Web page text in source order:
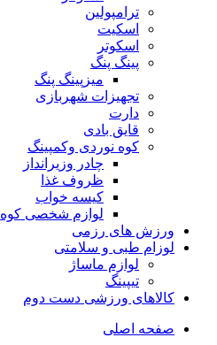
ترامپولین
اسکیت
اسکوتر
پینگ پنگ
میزپینگ پنگ
تجهیزات شهربازی
دارت
قایق بادی
کوه نوردی وکمپینگ
چادر وزیرانداز
ظروف غذا
کیسه خواب
لوازم شخصی کوه
ورزش های رزمی
لوزام طبی و سلامتی
لوازم ماساژ
تیپینگ
کالاهای ورزشی دست دوم
صفحه اصلی